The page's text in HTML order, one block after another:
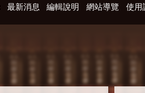
最新消息 編輯說明 網站導覽 使用